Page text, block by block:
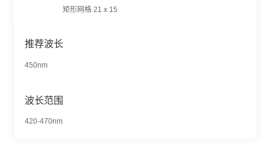
矩形网格 21 x 15
推荐波长
450nm
波长范围
420-470nm